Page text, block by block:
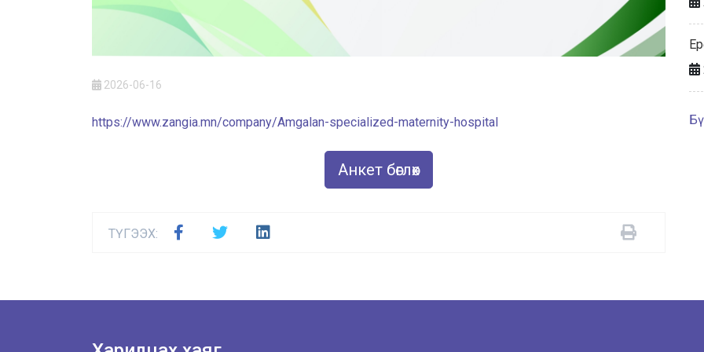
2026-06-16
https://www.zangia.mn/company/Amgalan-specialized-maternity-hospital
Анкет бөглөх
ТҮГЭЭХ: